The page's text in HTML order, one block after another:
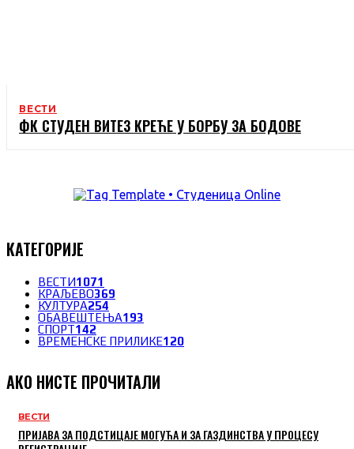
ВЕСТИ
ФК СТУДЕН ВИТЕЗ КРЕЋЕ У БОРБУ ЗА БОДОВЕ
КАТЕГОРИЈЕ
ВЕСТИ1071
КРАЉЕВО369
КУЛТУРА254
ОБАВЕШТЕЊА193
СПОРТ142
ВРЕМЕНСКЕ ПРИЛИКЕ120
АКО НИСТЕ ПРОЧИТАЛИ
ВЕСТИ
ПРИЈАВА ЗА ПОДСТИЦАЈЕ МОГУЋА И ЗА ГАЗДИНСТВА У ПРОЦЕСУ